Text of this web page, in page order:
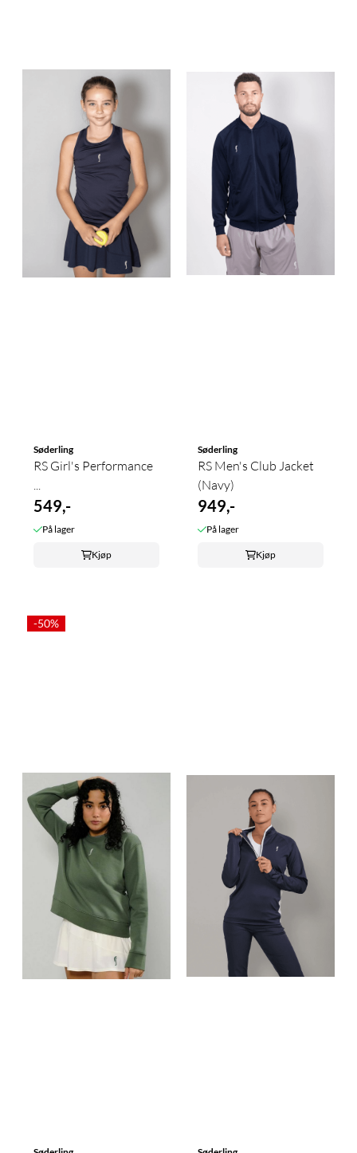
Søderling
RS Girl's Performance
549,-
På lager
Kjøp
Søderling
RS Men's Club Jacket
(Navy)
949,-
På lager
Kjøp
-50%